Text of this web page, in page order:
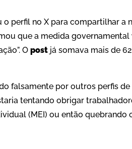
perfil no X para compartilhar a
que a medida governamental
O postjá somava mais de
falsamente por outros perfis de
tentando obrigar
(MEI) ou então quebrando